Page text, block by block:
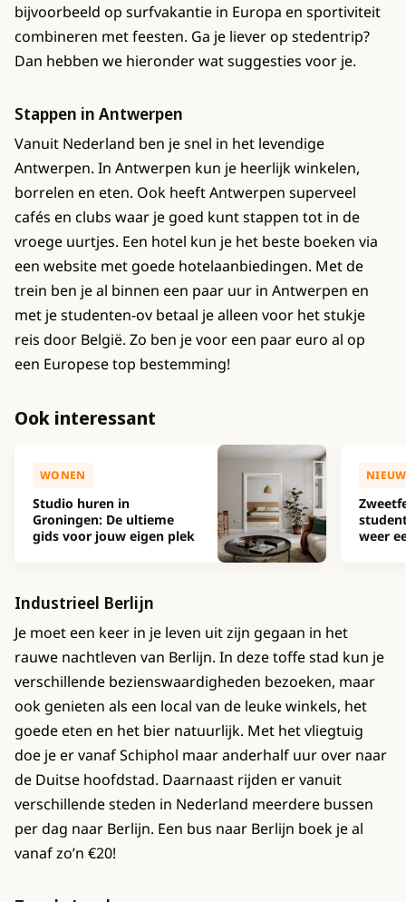
bijvoorbeeld op surfvakantie in Europa en sportiviteit
combineren met feesten. Ga je liever op stedentrip?
Dan hebben we hieronder wat suggesties voor je.
Stappen in Antwerpen
Vanuit Nederland ben je snel in het levendige
Antwerpen. In Antwerpen kun je heerlijk winkelen,
borrelen en eten. Ook heeft Antwerpen superveel
cafés en clubs waar je goed kunt stappen tot in de
vroege uurtjes. Een hotel kun je het beste boeken via
een website met goede hotelaanbiedingen. Met de
trein ben je al binnen een paar uur in Antwerpen en
met je studenten-ov betaal je alleen voor het stukje
reis door België. Zo ben je voor een paar euro al op
een Europese top bestemming!
Ook interessant
WONEN
Studio huren in
Groningen: De ultieme
gids voor jouw eigen plek
weer
Industrieel Berlijn
Je moet een keer in je leven uit zijn gegaan in het
rauwe nachtleven van Berlijn. In deze toffe stad kun je
verschillende bezienswaardigheden bezoeken, maar
ook genieten als een local van de leuke winkels, het
goede eten en het bier natuurlijk. Met het vliegtuig
doe je er vanaf Schiphol maar anderhalf uur over naar
de Duitse hoofdstad. Daarnaast rijden er vanuit
verschillende steden in Nederland meerdere bussen
per dag naar Berlijn. Een bus naar Berlijn boek je al
vanaf zo’n €20!